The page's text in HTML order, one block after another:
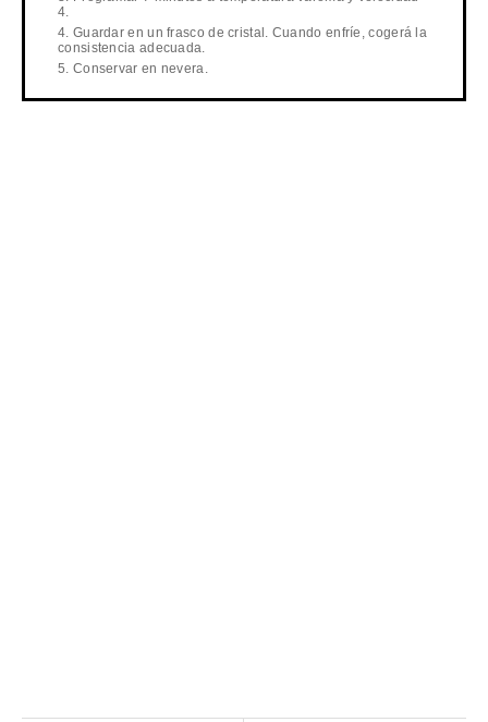
4.
Guardar en un frasco de cristal. Cuando enfríe, cogerá la
consistencia adecuada.
Conservar en nevera.